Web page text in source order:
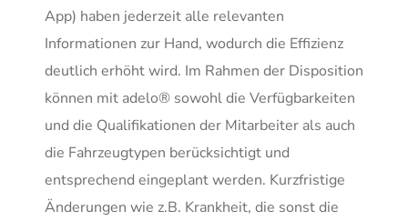
App) haben jederzeit alle relevanten
Informationen zur Hand, wodurch die Effizienz
deutlich erhöht wird. Im Rahmen der Disposition
können mit adelo® sowohl die Verfügbarkeiten
und die Qualifikationen der Mitarbeiter als auch
die Fahrzeugtypen berücksichtigt und
entsprechend eingeplant werden. Kurzfristige
Änderungen wie z.B. Krankheit, die sonst die